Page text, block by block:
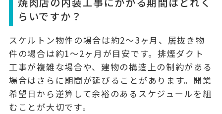
らいですか？
スケルトン物件の場合は約2〜3ヶ月 、居抜き物
件の場合は約1〜2ヶ月 が目安です。排煙ダクト
工事が複雑な場合や、建物の構造上の制約がある
場合はさらに期間が延びることがあります。開業
希望日から逆算して余裕のあるスケジュールを組
むことが大切です。